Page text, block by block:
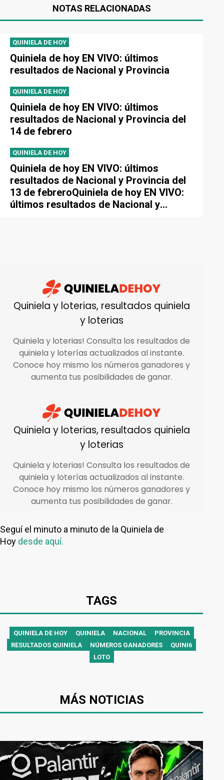
NOTAS RELACIONADAS
QUINIELA DE HOY
Quiniela de hoy EN VIVO: últimos
resultados de Nacional y Provincia
QUINIELA DE HOY
Quiniela de hoy EN VIVO: últimos
resultados de Nacional y Provincia del
14 de febrero
QUINIELA DE HOY
Quiniela de hoy EN VIVO: últimos
resultados de Nacional y Provincia del
13 de febreroQuiniela de hoy EN VIVO:
últimos resultados de Nacional y
Seguí el minuto a minuto de la Quiniela de
Hoy desde aquí.
TAGS
QUINIELA DE HOY QUINIELA NACIONAL
PROVINCIA
RESULTADOS QUINIELA
NÚMEROS GANADORES
QUINI6
LOTO
MÁS NOTICIAS